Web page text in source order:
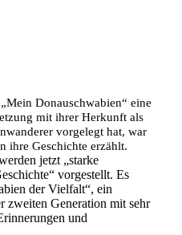
Donauschwabien“ eine
mit ihrer Herkunft als
vorgelegt hat, war
ihre Geschichte erzählt.
jetzt „starke
vorgestellt. Es
der Vielfalt“, ein
zweiten Generation mit sehr
und